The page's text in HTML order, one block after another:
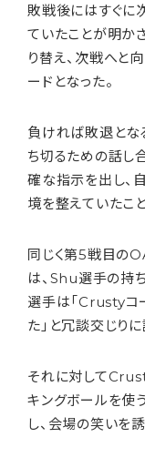
敗戦後にはすぐに
ていたことが明か
り替え、次戦へと
ードとなった。
負ければ敗退とな
ち切るための話
確な指示を出し、
境を整えていたこ
同じく第5戦目の
は、Shu選手の持
選手は「Crustyコ
た」と冗談交じり
それに対して
キングボールを使
し、会場の笑いを誘